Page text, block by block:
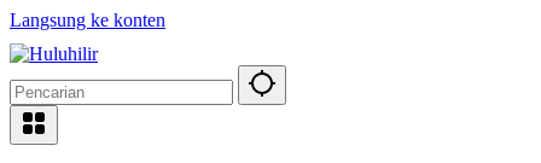
Langsung ke konten